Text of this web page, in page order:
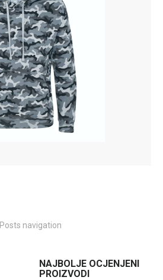
Posts navigation
NAJBOLJE OCJENJENI
PROIZVODI